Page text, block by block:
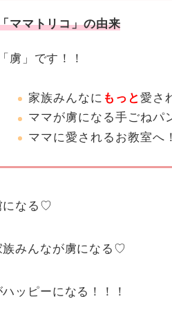
ママトリコ」の由来
「虜」です！！
家族みんなに もっと愛さ
ママが虜になる手ごねパ
ママに愛されるお教室へ！
になる♡
族みんなが虜になる♡
ッピーになる！！！